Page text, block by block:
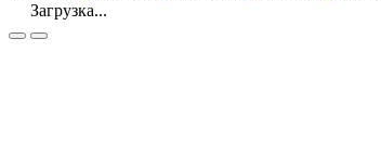
Загрузка...